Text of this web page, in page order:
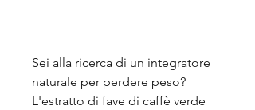
Sei alla ricerca di un integratore
naturale per perdere peso?
L'estratto di fave di caffè verde